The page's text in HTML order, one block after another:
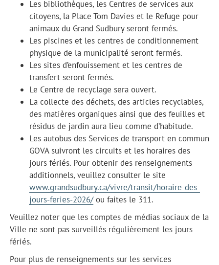
Les bibliothèques, les Centres de services aux
citoyens, la Place Tom Davies et le Refuge pour
animaux du Grand Sudbury seront fermés.
Les piscines et les centres de conditionnement
physique de la municipalité seront fermés.
Les sites d’enfouissement et les centres de
transfert seront fermés.
Le Centre de recyclage sera ouvert.
La collecte des déchets, des articles recyclables,
des matières organiques ainsi que des feuilles et
résidus de jardin aura lieu comme d’habitude.
Les autobus des Services de transport en commun
GOVA suivront les circuits et les horaires des
jours fériés. Pour obtenir des renseignements
additionnels, veuillez consulter le site
www.grandsudbury.ca/vivre/transit/horaire-des-
jours-feries-2026/ou faites le 311.
Veuillez noter que les comptes de médias sociaux de la
Ville ne sont pas surveillés régulièrement les jours
fériés.
Pour plus de renseignements sur les services